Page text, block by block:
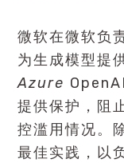
微软在微软负
为生成模型提
Azure
提供保护，阻
控滥用情况。
最佳实践，以